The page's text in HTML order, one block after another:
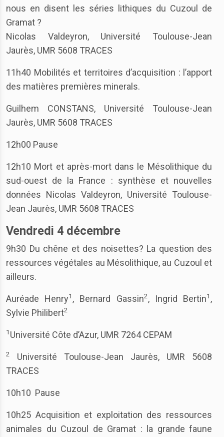
nous en disent les séries lithiques du Cuzoul de
Gramat ?
Nicolas Valdeyron, Université Toulouse-Jean
Jaurès, UMR 5608 TRACES
11h40 Mobilités et territoires d’acquisition : l’apport
des matières premières minerals.
Guilhem CONSTANS, Université Toulouse-Jean
Jaurès, UMR 5608 TRACES
12h00 Pause
12h10 Mort et après-mort dans le Mésolithique du
sud-ouest de la France : synthèse et nouvelles
données Nicolas Valdeyron, Université Toulouse-
Jean Jaurès, UMR 5608 TRACES
Vendredi 4 décembre
9h30 Du chêne et des noisettes? La question des
ressources végétales au Mésolithique, au Cuzoul et
ailleurs.
Auréade Henry1 , Bernard Gassin2, Ingrid Bertin1 ,
Sylvie Philibert2
1 Université Côte d’Azur, UMR 7264 CEPAM
2
Université Toulouse-Jean Jaurès, UMR 5608
TRACES
10h10 Pause
10h25 Acquisition et exploitation des ressources
animales du Cuzoul de Gramat : la grande faune